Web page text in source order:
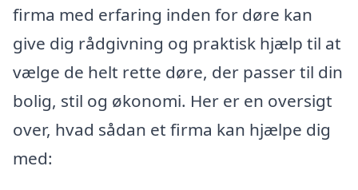
firma med erfaring inden for døre kan
give dig rådgivning og praktisk hjælp til at
vælge de helt rette døre, der passer til din
bolig, stil og økonomi. Her er en oversigt
over, hvad sådan et firma kan hjælpe dig
med: